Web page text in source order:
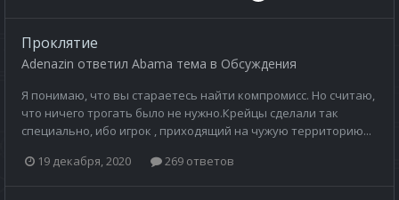
Проклятие
Adenazin ответил Abama тема в Обсуждения
Я понимаю, что вы стараетесь найти компромисс. Но считаю,
что ничего трогать было не нужно.Крейцы сделали так
специально, ибо игрок , приходящий на чужую территорию...
19 декабря, 2020
269 ответов